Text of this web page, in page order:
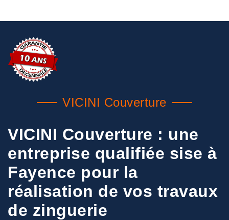
VICINI Couverture
VICINI Couverture : une
entreprise qualifiée sise à
Fayence pour la
réalisation de vos travaux
de zinguerie